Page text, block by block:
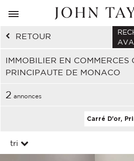
RETOUR
IMMOBILIER EN COMMERCES
PRINCIPAUTE DE MONACO
2 annonces
Carré D'or,
tri